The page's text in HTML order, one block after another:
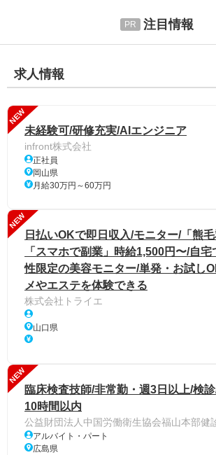
注目情報
求人情報
NEW
未経験可/研修充実/AIエンジニア
infront株式会社
正社員
岡山県
月給30万円～60万円
NEW
日払いOKで即日収入/モニター/「熊毛
「スマホで副業」時給1,500円〜/自
性限定の美容モニター/単発・お試し
メやエステを体験できる
株式会社トライエ
山口県
NEW
臨床検査技師/非常勤・週3日以上/検
10時間以内
公益財団法人中国労働衛生協会福山本部健
アルバイト・パート
広島県